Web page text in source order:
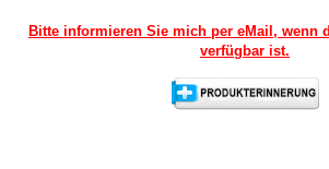
Bitte informieren Sie mich per eMail, wenn
verfügbar ist.